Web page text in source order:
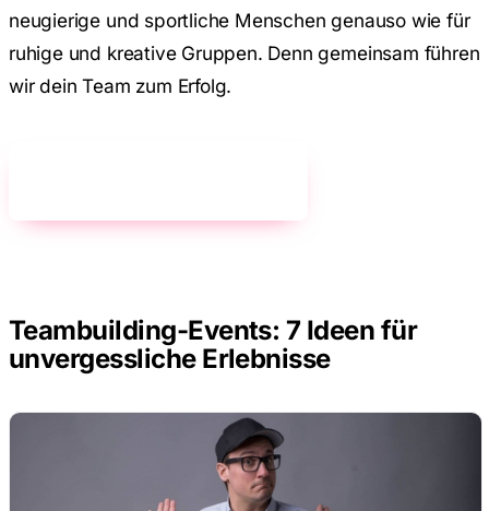
neugierige und sportliche Menschen genauso wie für
ruhige und kreative Gruppen. Denn gemeinsam führen
wir dein Team zum Erfolg.
Teambuilding-Events: 7 Ideen für
unvergessliche Erlebnisse